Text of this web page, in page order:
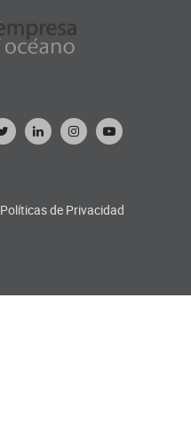
Políticas de Privacidad